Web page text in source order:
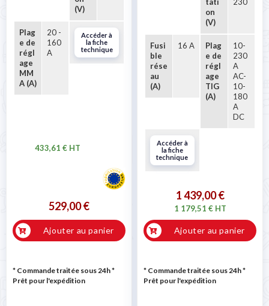
(V)
Plag
e de
régl
age
MM
A (A)
20 -
160
A
Accéder à
la fiche
technique
529,00 €
433,61 € HT
Ajouter au panier
* Commande traitée sous 24h*
Prêt pour l'expédition
tati
on
(V)
230
Fusi
ble
rése
au
(A)
16 A
Plag
e de
régl
age
TIG
(A)
10-
230
A
AC-
10-
180
A
DC
Accéder à
la fiche
technique
1 439,00 €
1 179,51 € HT
Ajouter au panier
* Commande traitée sous 24h*
Prêt pour l'expédition